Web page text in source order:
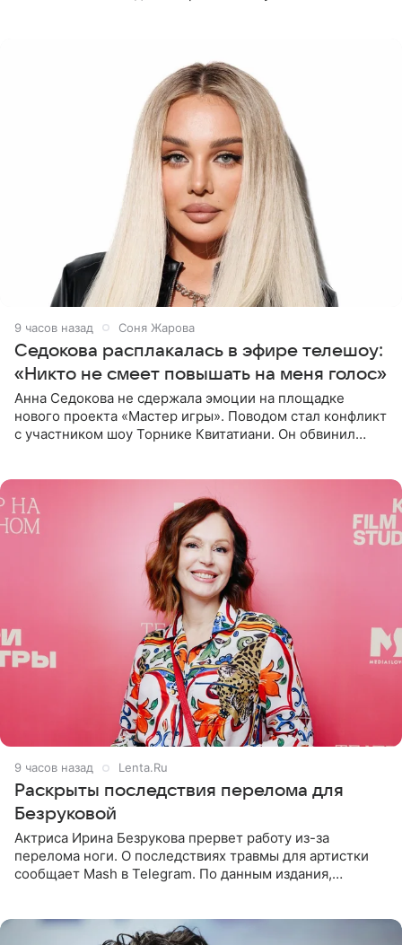
9 часов назад Соня Жарова
Седокова расплакалась в эфире телешоу:
«Никто не смеет повышать на меня голос»
Анна Седокова не сдержала эмоции на площадке
нового проекта «Мастер игры». Поводом стал конфликт
с участником шоу Торнике Квитатиани. Он обвинил
9 часов назад Lenta.Ru
Раскрыты последствия перелома для
Безруковой
Актриса Ирина Безрукова прервет работу из-за
перелома ноги. О последствиях травмы для артистки
сообщает Mash в Telegram. По данным издания,